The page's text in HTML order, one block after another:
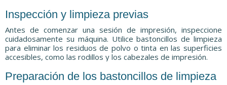
Inspección y limpieza previas
Antes de comenzar una sesión de impresión, inspeccione
cuidadosamente su máquina. Utilice bastoncillos de limpieza
para eliminar los residuos de polvo o tinta en las superficies
accesibles, como las rodillos y los cabezales de impresión.
Preparación de los bastoncillos de limpieza